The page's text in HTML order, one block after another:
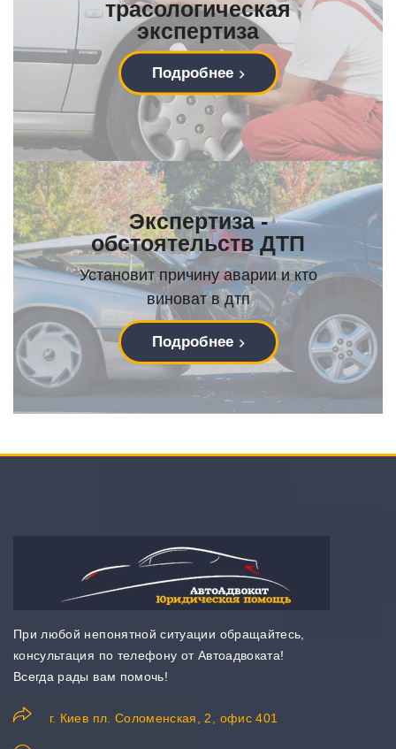
трасологическая
экспертиза
Подробнее
Экспертиза -
обстоятельств ДТП
Установит причину аварии и кто
виноват в дтп
Подробнее
При любой непонятной ситуации обращайтесь,
консультация по телефону от Автоадвоката!
Всегда рады вам помочь!
г. Киев пл. Соломенская, 2, офис 401